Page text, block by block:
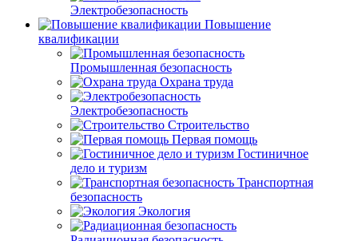
Электробезопасность
Повышение
квалификации
Промышленная безопасность
Охрана труда
Электробезопасность
Строительство
Первая помощь
Гостиничное
дело и туризм
Транспортная
безопасность
Экология